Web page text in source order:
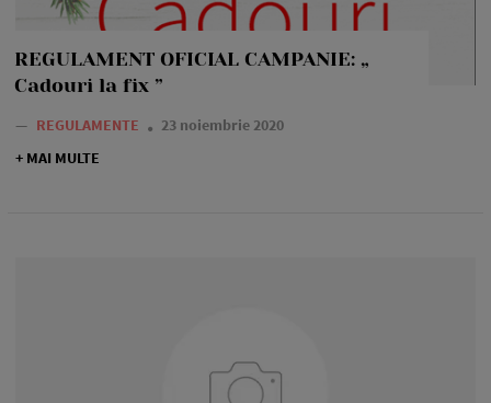
REGULAMENT OFICIAL CAMPANIE: „
Cadouri la fix ”
— REGULAMENTE
23 noiembrie 2020
+ MAI MULTE